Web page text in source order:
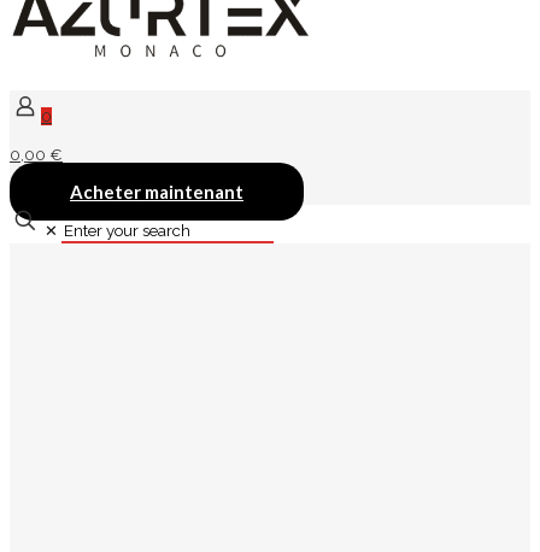
0
0,00 €
Acheter maintenant
✕